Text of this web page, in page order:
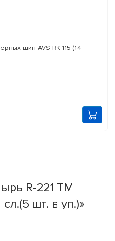
шин AVS RK-115 (14
R-221 ТМ
шт. в уп.)»